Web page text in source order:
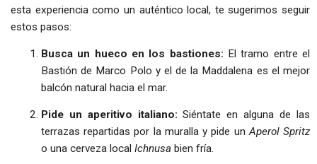
esta experiencia como un auténtico local, te sugerimos seguir
estos pasos:
Busca un hueco en los bastiones: El tramo entre el
Bastión de Marco Polo y el de la Maddalena es el mejor
balcón natural hacia el mar.
Pide un aperitivo italiano: Siéntate en alguna de las
terrazas repartidas por la muralla y pide unAperol Spritz
o una cerveza local Ichnusabien fría.